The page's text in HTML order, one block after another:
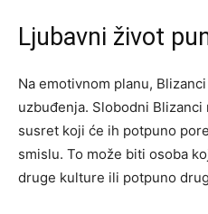
Ljubavni život
Na emotivnom planu,
uzbuđenja. Slobodni
susret koji će ih potpuno
smislu. To može biti osoba
druge kulture ili potpuno